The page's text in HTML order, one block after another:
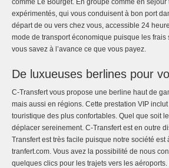
comme Le Bourget. En groupe comme en
expérimentés, qui vous conduisent à bon port
départ de ou vers chez vous, accessible 24
mode de transport économique puisque les
vous savez à l’avance ce que vous payez.
De luxueuses berlines pour
C-Transfert vous propose une berline haut de
mais aussi en régions. Cette prestation VIP
touristique des plus confortables. Quel que soit
déplacer sereinement. C-Transfert est en outre
Transfert est très facile puisque notre société
tranfert.com. Vous avez la possibilité de nous
quelques clics pour les trajets vers les